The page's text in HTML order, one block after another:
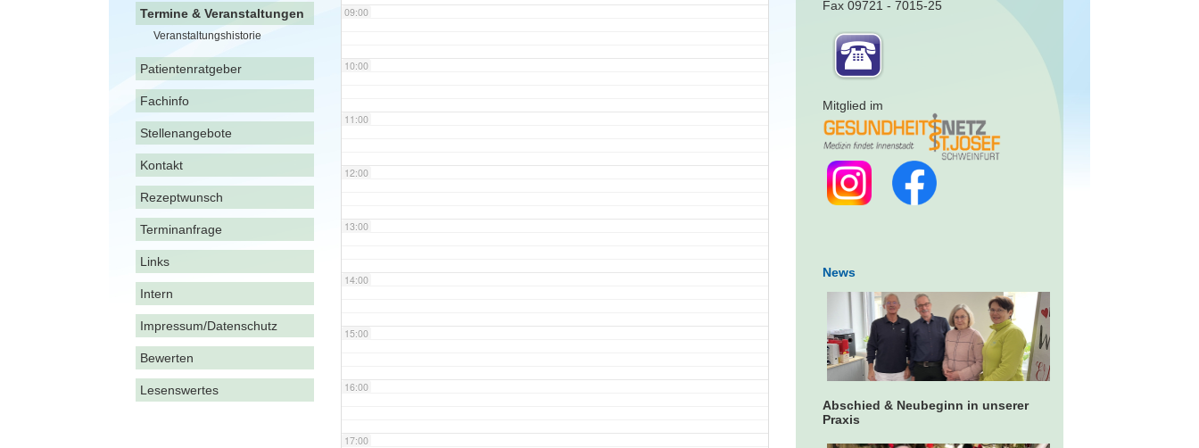
Termine & Veranstaltungen
Veranstaltungshistorie
Patientenratgeber
Fachinfo
Stellenangebote
Kontakt
Rezeptwunsch
Terminanfrage
Links
Intern
Impressum/Datenschutz
Bewerten
Lesenswertes
09:00
10:00
11:00
12:00
13:00
14:00
15:00
16:00
17:00
Fax 09721 - 7015-25
Mitglied im
News
Abschied & Neubeginn in unserer
Praxis